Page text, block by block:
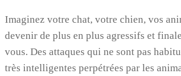
Imaginez votre chat, votre chien, vos
devenir de plus en plus agressifs et
vous. Des attaques qui ne sont pas
très intelligentes perpétrées par les